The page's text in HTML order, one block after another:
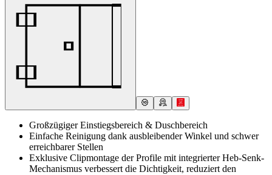
Großzügiger Einstiegsbereich & Duschbereich
Einfache Reinigung dank ausbleibender Winkel und schwer
erreichbarer Stellen
Exklusive Clipmontage der Profile mit integrierter Heb-Senk-
Mechanismus verbessert die Dichtigkeit, reduziert den